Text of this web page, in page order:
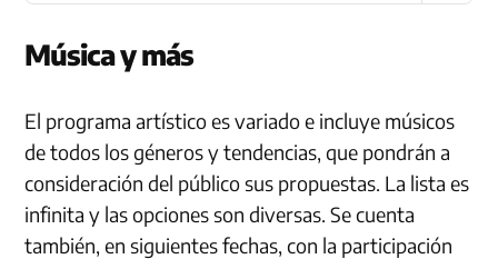
Música y más
El programa artístico es variado e incluye músicos
de todos los géneros y tendencias, que pondrán a
consideración del público sus propuestas. La lista es
infinita y las opciones son diversas. Se cuenta
también, en siguientes fechas, con la participación